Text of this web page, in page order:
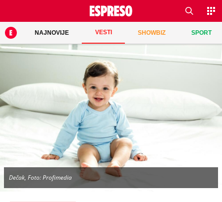
NAJNOVIJE VESTI SHOWBIZ SPORT
Dečak, Foto: Profimedia